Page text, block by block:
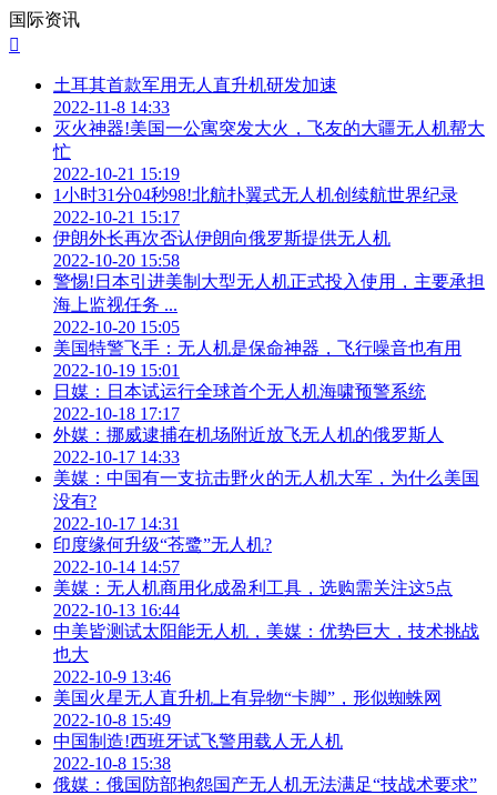
国际资讯

土耳其首款军用无人直升机研发加速
2022-11-8 14:33
灭火神器!美国一公寓突发大火，飞友的大疆无人机帮大
忙
2022-10-21 15:19
1小时31分04秒98!北航扑翼式无人机创续航世界纪录
2022-10-21 15:17
伊朗外长再次否认伊朗向俄罗斯提供无人机
2022-10-20 15:58
警惕!日本引进美制大型无人机正式投入使用，主要承担
海上监视任务 ...
2022-10-20 15:05
美国特警飞手：无人机是保命神器，飞行噪音也有用
2022-10-19 15:01
日媒：日本试运行全球首个无人机海啸预警系统
2022-10-18 17:17
外媒：挪威逮捕在机场附近放飞无人机的俄罗斯人
2022-10-17 14:33
美媒：中国有一支抗击野火的无人机大军，为什么美国
没有?
2022-10-17 14:31
印度缘何升级“苍鹭”无人机?
2022-10-14 14:57
美媒：无人机商用化成盈利工具，选购需关注这5点
2022-10-13 16:44
中美皆测试太阳能无人机，美媒：优势巨大，技术挑战
也大
2022-10-9 13:46
美国火星无人直升机上有异物“卡脚”，形似蜘蛛网
2022-10-8 15:49
中国制造!西班牙试飞警用载人无人机
2022-10-8 15:38
俄媒：俄国防部抱怨国产无人机无法满足“技战术要求”